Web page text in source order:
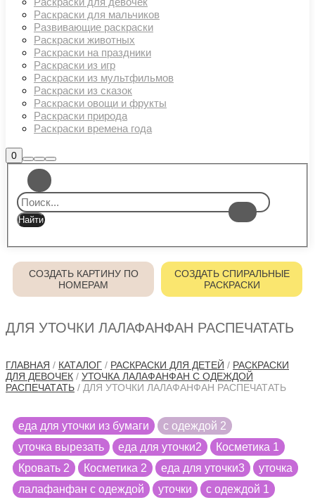
Раскраски для мальчиков
Развивающие раскраски
Раскраски животных
Раскраски на праздники
Раскраски из игр
Раскраски из мультфильмов
Раскраски из сказок
Раскраски овощи и фрукты
Раскраски природа
Раскраски времена года
0Боковая
панель
магазина
Найти
Больше
информации
Главное
меню
СОЗДАТЬ КАРТИНУ ПО
НОМЕРАМ
СОЗДАТЬ СПИРАЛЬНЫЕ
РАСКРАСКИ
ДЛЯ УТОЧКИ ЛАЛАФАНФАН РАСПЕЧАТАТЬ
ГЛАВНАЯ / КАТАЛОГ / РАСКРАСКИ ДЛЯ ДЕТЕЙ / РАСКРАСКИ
ДЛЯ ДЕВОЧЕК / УТОЧКА ЛАЛАФАНФАН С ОДЕЖДОЙ
РАСПЕЧАТАТЬ / ДЛЯ УТОЧКИ ЛАЛАФАНФАН РАСПЕЧАТАТЬ
еда для уточки из бумаги
с одеждой 2
уточка вырезать
еда для уточки2
Косметика 1
Кровать 2
Косметика 2 еда для уточки3
уточка
лалафанфан с одеждой
уточки
с одеждой 1